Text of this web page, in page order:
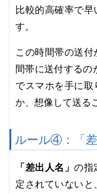
比較的高確率で早
す。
この時間帯の送
間帯に送付するの
でスマホを手に
か、想像して送る
ルール④：「
「差出人名」の指
定されていない